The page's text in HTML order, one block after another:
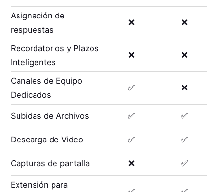
Asignación de
respuestas
❌ ❌
Recordatorios y Plazos
Inteligentes
❌ ❌
Canales de Equipo
Dedicados
✅ ❌
Subidas de Archivos ✅ ✅
Descarga de Video ✅ ✅
Capturas de pantalla ❌ ✅
Extensión para